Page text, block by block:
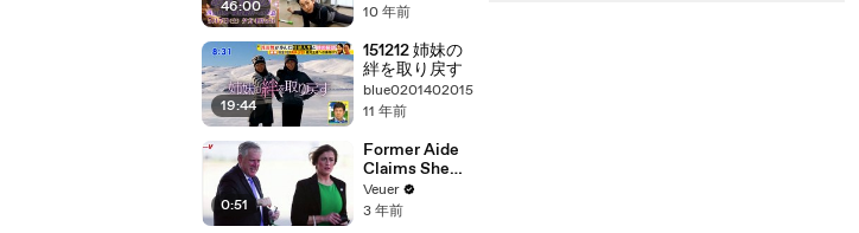
46:00
10 年前
19:44
151212 姉妹の
絆を取り戻す
blue0201402015
11 年前
0:51
Former Aide
Claims She
Was Asked to
Make a ‘Hit
Veuer
3 年前